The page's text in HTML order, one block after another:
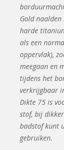
Gold naalden
harde
als een
oppervlak),
meegaan en
tijdens het
verkrijgbaar
Dikte 75 is
stof, bij
badstof kunt
gebruiken.